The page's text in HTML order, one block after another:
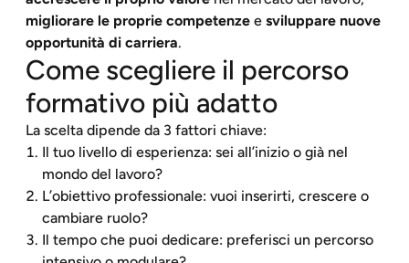
migliorare le proprie competenze e sviluppare nuove
opportunità di carriera.
Come scegliere il percorso
formativo più adatto
La scelta dipende da 3 fattori chiave:
Il tuo livello di esperienza: sei all’inizio o già nel
mondo del lavoro?
L’obiettivo professionale: vuoi inserirti, crescere o
cambiare ruolo?
Il tempo che puoi dedicare: preferisci un percorso